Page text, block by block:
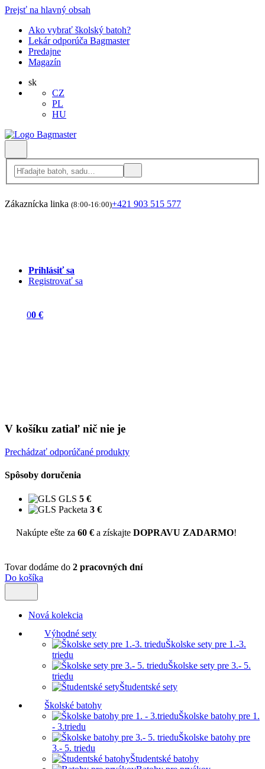
Prejsť na hlavný obsah
Ako vybrať školský batoh?
Lekár odporúča Bagmaster
Predajne
Magazín
sk
CZ
PL
HU
Zákaznícka linka (8:00-16:00)+421 903 515 577
Prihlásiť sa
Registrovať sa
00 €
V košíku zatiaľ nič nie je
Prechádzať odporúčané produkty
Spôsoby doručenia
GLS 5 €
Packeta 3 €
Nakúpte ešte za 60 € a získajte DOPRAVU ZADARMO!
Tovar dodáme do 2 pracovných dní
Do košíka
Nová kolekcia
Výhodné sety
Školske sety pre 1.-3.
triedu
Školske sety pre 3.- 5.
triedu
Študentské sety
Školské batohy
Školske batohy pre 1.
- 3.triedu
Školske batohy pre
3.- 5. triedu
Študentské batohy